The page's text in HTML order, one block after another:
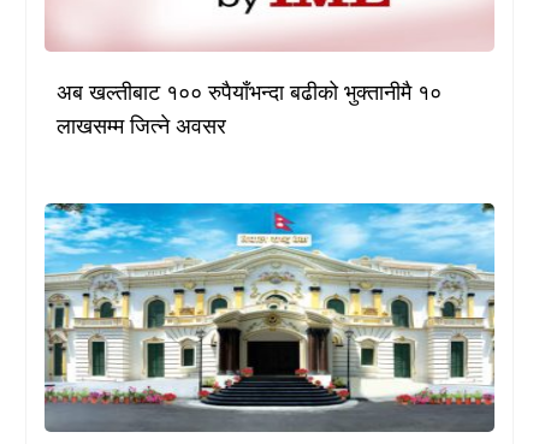
अब खल्तीबाट १०० रुपैयाँभन्दा बढीको भुक्तानीमै १०
लाखसम्म जित्ने अवसर